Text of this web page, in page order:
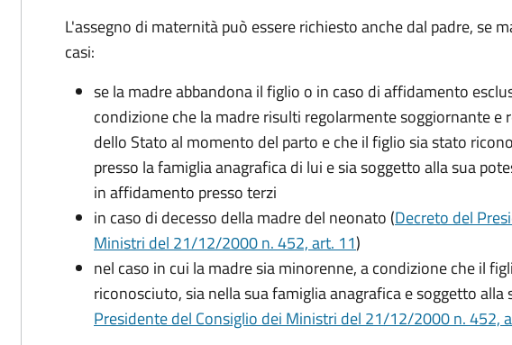
L'assegno di maternità può essere richiesto anche dal padre, se
casi:
se la madre abbandona il figlio o in caso di affidamento
condizione che la madre risulti regolarmente soggiornante e
dello Stato al momento del parto e che il figlio sia stato
presso la famiglia anagrafica di lui e sia soggetto alla sua
in affidamento presso terzi
in caso di decesso della madre del neonato (Decreto del
Ministri del 21/12/2000 n. 452, art. 11)
nel caso in cui la madre sia minorenne, a condizione che il
riconosciuto, sia nella sua famiglia anagrafica e soggetto alla
Presidente del Consiglio dei Ministri del 21/12/2000 n. 452,